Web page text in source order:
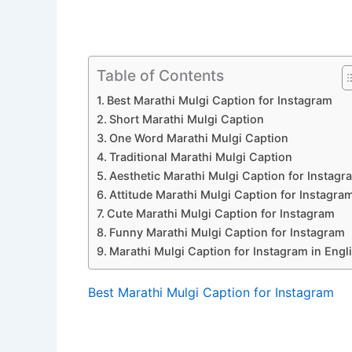
Table of Contents
Best Marathi Mulgi Caption for Instagram
Short Marathi Mulgi Caption
One Word Marathi Mulgi Caption
Traditional Marathi Mulgi Caption
Aesthetic Marathi Mulgi Caption for
Attitude Marathi Mulgi Caption for
Cute Marathi Mulgi Caption for Instagram
Funny Marathi Mulgi Caption for Instagram
Marathi Mulgi Caption for Instagram in
Best Marathi Mulgi Caption for Instagram